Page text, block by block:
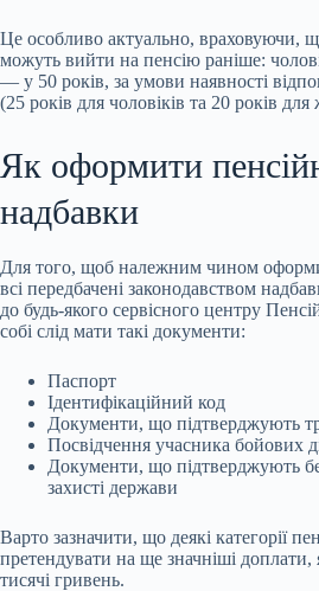
Це особливо актуально, враховуючи,
можуть вийти на пенсію раніше:
— у 50 років, за умови наявності
(25 років для чоловіків та 20 років для
Як оформити
надбавки
Для того, щоб належним чином
всі передбачені законодавством
до будь-якого сервісного центру
собі слід мати такі документи:
Паспорт
Ідентифікаційний код
Документи, що підтверджують
Посвідчення учасника бойових
Документи, що підтверджують
захисті держави
Варто зазначити, що деякі категорії
претендувати на ще значніші доплати,
тисячі гривень.